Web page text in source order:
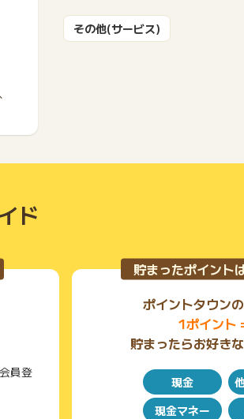
・店頭買取
当日の現金化が可能！
ACアダプターやその他付属品
り高額査定が可能に！
その他(サービス)
ド
員登
貯まったポイント
ポイントタウン
1ポイント
貯まったらお好き
現金
現金マネー